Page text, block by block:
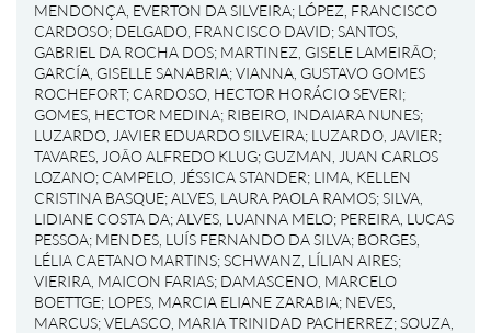
MENDONÇA, EVERTON DA SILVEIRA; LÓPEZ, FRANCISCO
CARDOSO; DELGADO, FRANCISCO DAVID;SANTOS,
GABRIEL DA ROCHA DOS; MARTINEZ, GISELE LAMEIRÃO;
GARCÍA, GISELLE SANABRIA;VIANNA, GUSTAVO GOMES
ROCHEFORT; CARDOSO, HECTOR HORÁCIO SEVERI;
GOMES, HECTOR MEDINA; RIBEIRO, INDAIARA NUNES;
LUZARDO, JAVIER EDUARDO SILVEIRA; LUZARDO, JAVIER;
TAVARES, JOÃO ALFREDO KLUG; GUZMAN, JUAN CARLOS
LOZANO; CAMPELO, JÉSSICA STANDER; LIMA, KELLEN
CRISTINA BASQUE;ALVES, LAURA PAOLA RAMOS;SILVA,
LIDIANE COSTA DA;ALVES, LUANNA MELO; PEREIRA, LUCAS
PESSOA; MENDES, LUÍS FERNANDO DA SILVA; BORGES,
LÉLIA CAETANO MARTINS;SCHWANZ, LÍLIAN AIRES;
VIERIRA, MAICON FARIAS; DAMASCENO, MARCELO
BOETTGE; LOPES, MARCIA ELIANE ZARABIA; NEVES,
MARCUS;VELASCO, MARIA TRINIDAD PACHERREZ;SOUZA,